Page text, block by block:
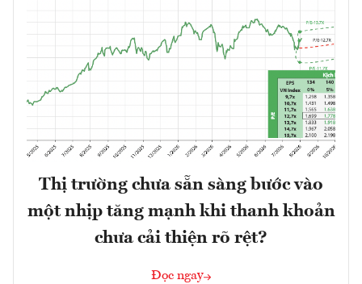
Thị trường chưa sẵn sàng bước vào
một nhịp tăng mạnh khi thanh khoản
chưa cải thiện rõ rệt?
Đọc ngay